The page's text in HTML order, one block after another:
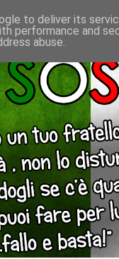
to deliver its
performance and
abuse.